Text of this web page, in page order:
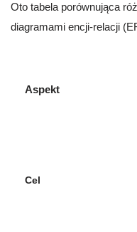
Oto tabela porównująca
diagramami encji-relacji
Aspekt
Cel